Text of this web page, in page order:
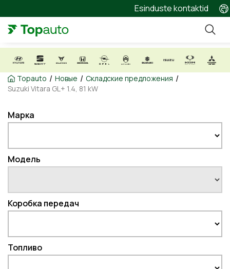
Esinduste kontaktid
Topauto / Новые / Складские предложения /
Suzuki Vitara GL+ 1.4, 81 kW
Марка
Модель
Коробка передач
Топливо